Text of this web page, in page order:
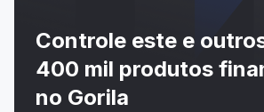
Controle este e
400 mil produtos
no Gorila